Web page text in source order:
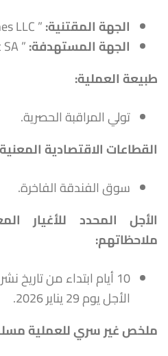
الجهة المقتنية:” Golden Dunes LLC ” ؛
الجهة المستهدفة:
” Maroc SA ” .
طبيعة العملية:
تولي المراقبة الحصرية.
القطاعات الاقتصادية المعنية
سوق الفندقة الفاخرة.
الأجل المحدد للأغيار
ملاحظاتهم:
10 أيام ابتداء من تاريخ
الأجل يوم 29 يناير 2026.
ملخص غير سري للعملية